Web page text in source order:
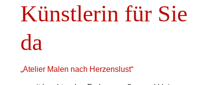
Künstlerin für Sie
da
„Atelier Malen nach Herzenslust“